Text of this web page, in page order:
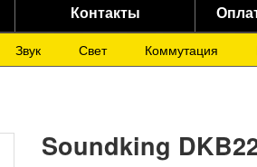
Контакты
Звук Свет Коммутация
Soundking